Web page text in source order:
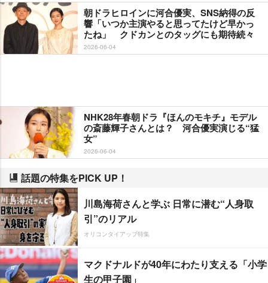
朝ドラヒロインに河合優実、SNS納得の反
響「いつか主演やると思ってたけど早かっ
たね」 クドカンとのタッグにも期待続々
2026-06-04
NHK28年春朝ドラ『ほんのモキチ』モデル
の斎藤輝子さんとは？ 河合優実演じる“猛
女”
2026-06-04
話題の特集をPICK UP！
川島海荷さんと学ぶ 日常に潜む“人身取
引”のリアル
オリコンタイアップ特集
マクドナルドが40年にわたり支える「小学
生の甲子園」